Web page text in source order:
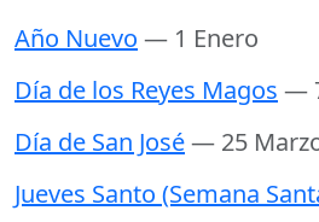
Año Nuevo — 1 Enero
Día de los Reyes Magos —
Día de San José— 25
Jueves Santo (Semana